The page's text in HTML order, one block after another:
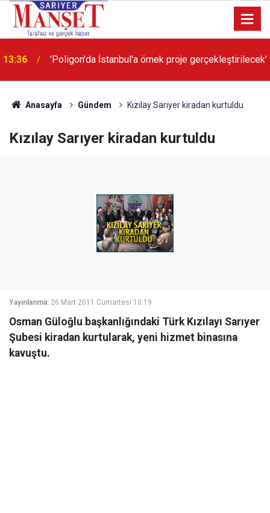
13:36 'Poligon'da İstanbul'a örnek proje gerçekleştirilecek'
Anasayfa Gündem Kızılay Sarıyer kiradan kurtuldu
Kızılay Sarıyer kiradan kurtuldu
Yayınlanma: 26 Mart 2011 Cumartesi 10:19
Osman Güloğlu başkanlığındaki Türk Kızılayı Sarıyer
Şubesi kiradan kurtularak, yeni hizmet binasına
kavuştu.